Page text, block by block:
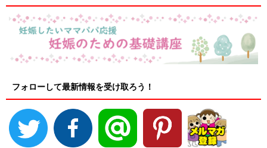
フォローして最新情報を受け取ろう！